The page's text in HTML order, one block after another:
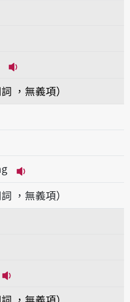
，無義項）
播放音讀khòng-tsing
，無義項）